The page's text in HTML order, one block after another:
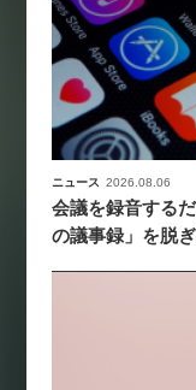
ニュース 2026.08.06
会議を録音する
の議事録」を脱